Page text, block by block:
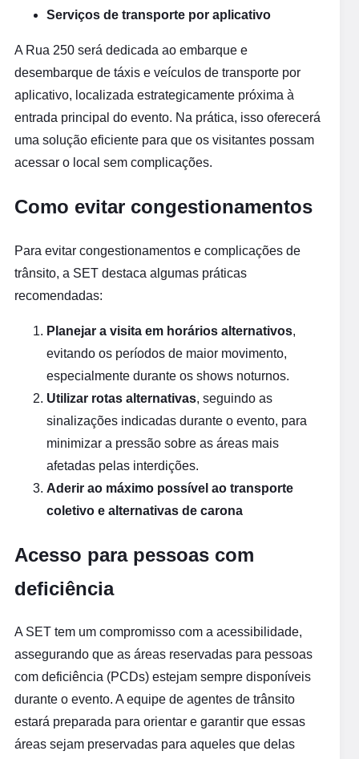
Serviços de transporte por aplicativo
A Rua 250 será dedicada ao embarque e
desembarque de táxis e veículos de transporte por
aplicativo, localizada estrategicamente próxima à
entrada principal do evento. Na prática, isso oferecerá
uma solução eficiente para que os visitantes possam
acessar o local sem complicações.
Como evitar congestionamentos
Para evitar congestionamentos e complicações de
trânsito, a SET destaca algumas práticas
recomendadas:
Planejar a visita em horários alternativos,
evitando os períodos de maior movimento,
especialmente durante os shows noturnos.
Utilizar rotas alternativas, seguindo as
sinalizações indicadas durante o evento, para
minimizar a pressão sobre as áreas mais
afetadas pelas interdições.
Aderir ao máximo possível ao transporte
coletivo e alternativas de carona
Acesso para pessoas com
deficiência
A SET tem um compromisso com a acessibilidade,
assegurando que as áreas reservadas para pessoas
com deficiência (PCDs) estejam sempre disponíveis
durante o evento. A equipe de agentes de trânsito
estará preparada para orientar e garantir que essas
áreas sejam preservadas para aqueles que delas